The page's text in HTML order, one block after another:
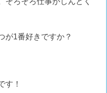
が1番好きですか？
す！